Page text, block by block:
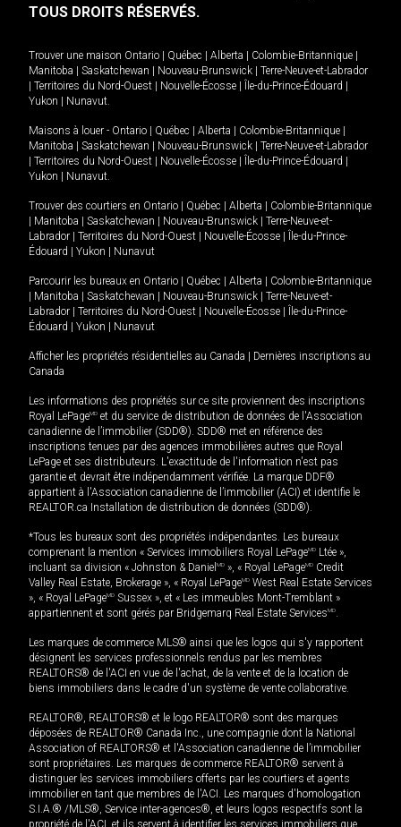
TOUS DROITS RÉSERVÉS.
Trouver une maison Ontario Québec Alberta Colombie-Britannique
Manitoba
Saskatchewan Nouveau-Brunswick
Terre-Neuve-et-Labrador
Territoires du Nord-Ouest Nouvelle-Écosse Île-du-Prince-Édouard
Yukon
Nunavut.
Maisons à louer - Ontario Québec Alberta Colombie-Britannique
Manitoba
Saskatchewan Nouveau-Brunswick
Terre-Neuve-et-Labrador
Territoires du Nord-Ouest Nouvelle-Écosse Île-du-Prince-Édouard
Yukon
Nunavut.
Trouver des courtiers en Ontario Québec Alberta
Colombie-Britannique
Manitoba Saskatchewan Nouveau-Brunswick
Terre-Neuve-et-
Labrador
Territoires du Nord-Ouest Nouvelle-Écosse
Île-du-Prince-
Édouard
Yukon Nunavut
Parcourir les bureaux en Ontario Québec Alberta
Colombie-Britannique
Manitoba Saskatchewan Nouveau-Brunswick
Terre-Neuve-et-
Labrador
Territoires du Nord-Ouest Nouvelle-Écosse
Île-du-Prince-
Édouard
Yukon Nunavut
Afficher les propriétés résidentielles au Canada
Dernières inscriptions au
Canada
Les informations des propriétés sur ce site proviennent des inscriptions
Royal LePageMD et du service de distribution de données de l'Association
canadienne de l’immobilier (SDD®). SDD® met en référence des
inscriptions tenues par des agences immobilières autres que Royal
LePage et ses distributeurs. L'exactitude de l'information n'est pas
garantie et devrait être indépendamment vérifiée. La marque DDF®
appartient à l'Association canadienne de l’immobilier (ACI) et identifie le
REALTOR.ca Installation de distribution de données (SDD®).
*Tous les bureaux sont des propriétés indépendantes. Les bureaux
comprenant la mention « Services immobiliers Royal LePageMD Ltée »,
incluant sa division « Johnston & Daniel MD », « Royal LePageMD Credit
Valley Real Estate, Brokerage », « Royal LePageMD West Real Estate Services
», « Royal LePageMD Sussex », et « Les immeubles Mont-Tremblant »
appartiennent et sont gérés par Bridgemarq Real Estate ServicesMD.
Les marques de commerce MLS® ainsi que les logos qui s'y rapportent
désignent les services professionnels rendus par les membres
REALTORS® de l'ACI en vue de l'achat, de la vente et de la location de
biens immobiliers dans le cadre d'un système de vente collaborative.
REALTOR®, REALTORS® et le logo REALTOR® sont des marques
déposées de REALTOR® Canada Inc., une compagnie dont la National
Association of REALTORS® et l'Association canadienne de l’immobilier
sont propriétaires. Les marques de commerce REALTOR® servent à
distinguer les services immobiliers offerts par les courtiers et agents
immobilier en tant que membres de l'ACI. Les marques d'homologation
S.I.A.® /MLS®, Service inter-agences®, et leurs logos respectifs sont la